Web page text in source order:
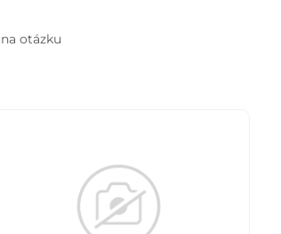
na otázku